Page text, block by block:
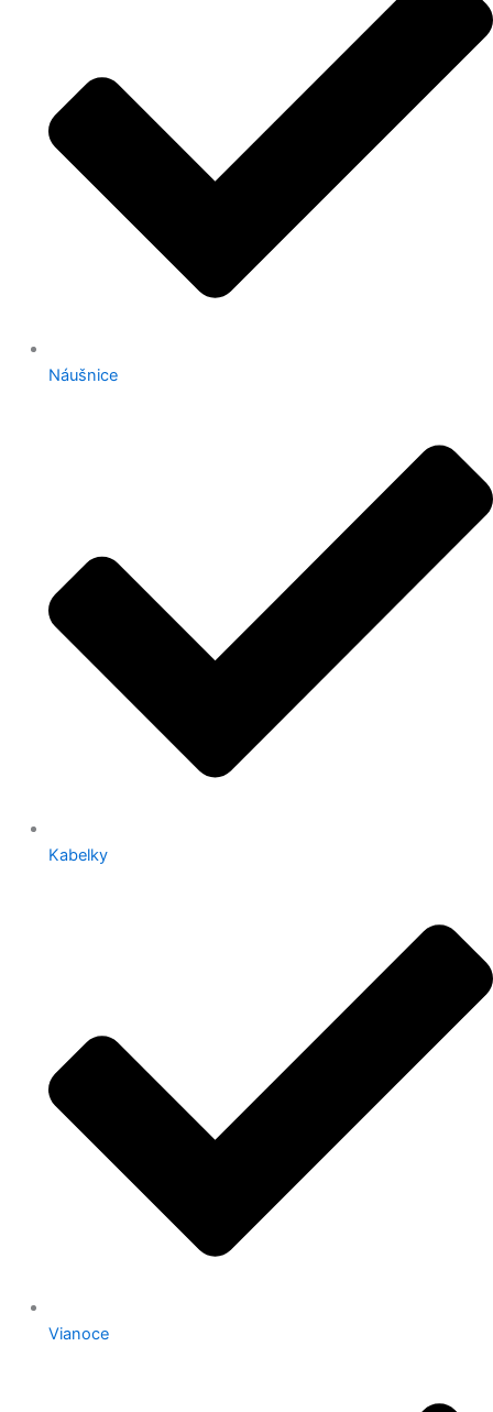
Náušnice
Kabelky
Vianoce